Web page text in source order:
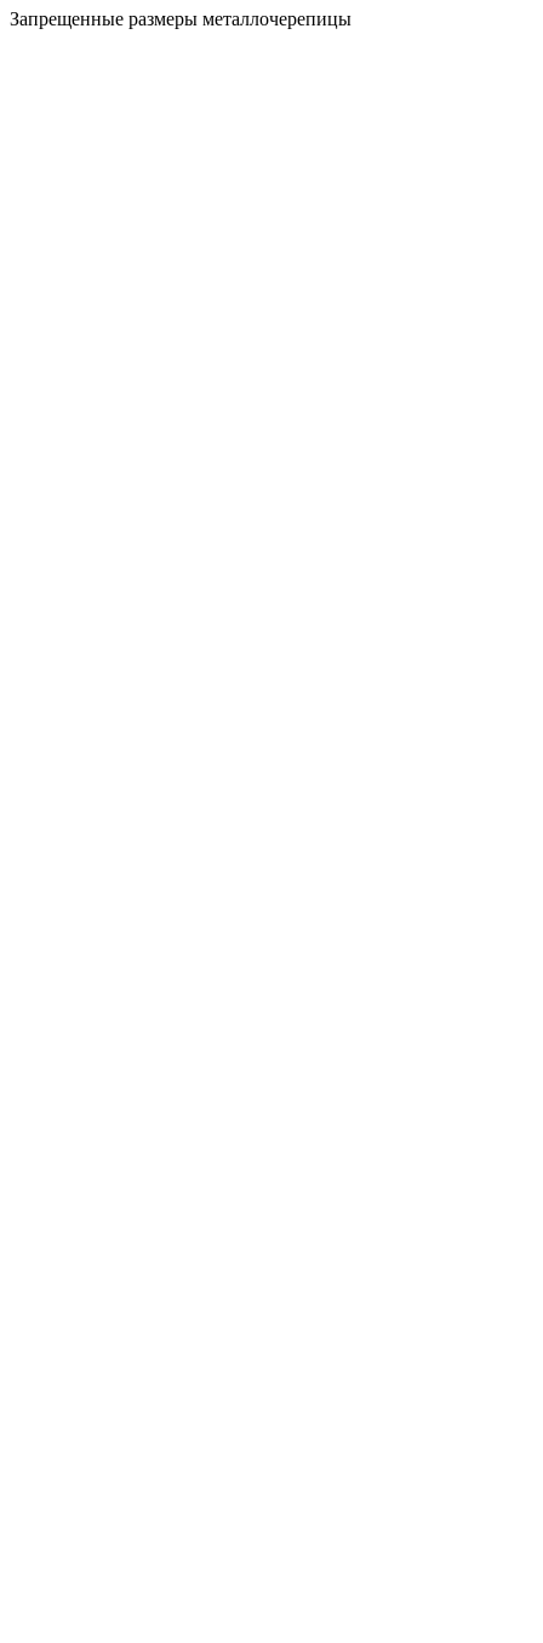
Запрещенные размеры металлочерепицы